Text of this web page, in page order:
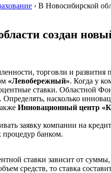
› В Новосибирской
создан
торговли и развития
«Левобережный». Когда у
ставки. Областной
Определять, насколько
Инновационный центр
заявку компании на
процедур банком.
ставки зависит от
средств, то ставка